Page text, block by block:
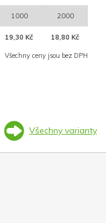
1000 2000
19,30 Kč 18,80 Kč
Všechny ceny jsou bez DPH
Všechny varianty